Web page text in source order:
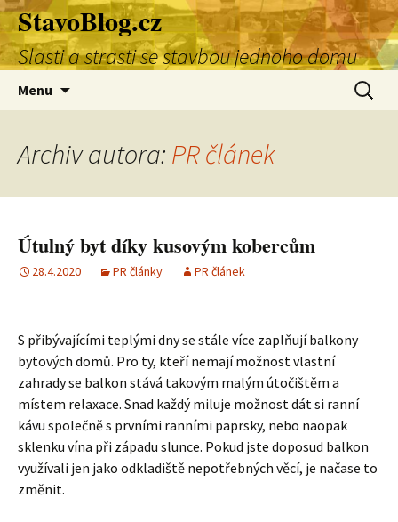
Přejít
k
obsahu
webu
StavoBlog.cz
Slasti a strasti se stavbou jednoho domu
Menu
Archiv autora: PR článek
Útulný byt díky kusovým kobercům
28.4.2020 PR články PR článek
S přibývajícími teplými dny se stále více zaplňují balkony
bytových domů. Pro ty, kteří nemají možnost vlastní
zahrady se balkon stává takovým malým útočištěm a
místem relaxace. Snad každý miluje možnost dát si ranní
kávu společně s prvními ranními paprsky, nebo naopak
sklenku vína při západu slunce. Pokud jste doposud balkon
využívali jen jako odkladiště nepotřebných věcí, je načase to
změnit.